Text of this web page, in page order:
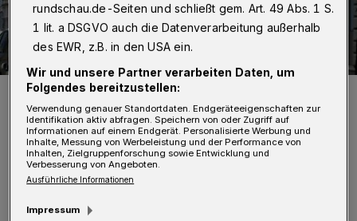
Häuser am Arrenberg.
Foto: Achim Otto
Die Stadt hatte die letzte Erhebung zu den in
rundschau.de-Seiten und schließt gem. Art. 49 Abs. 1 S.
1 lit. a DSGVO auch die Datenverarbeitung außerhalb
des EWR, z.B. in den USA ein.
Wir und unsere Partner verarbeiten Daten, um
Folgendes bereitzustellen:
Verwendung genauer Standortdaten. Endgeräteeigenschaften zur
Identifikation aktiv abfragen. Speichern von oder Zugriff auf
Informationen auf einem Endgerät. Personalisierte Werbung und
Inhalte, Messung von Werbeleistung und der Performance von
Inhalten, Zielgruppenforschung sowie Entwicklung und
Verbesserung von Angeboten.
Ausführliche Informationen
Impressum